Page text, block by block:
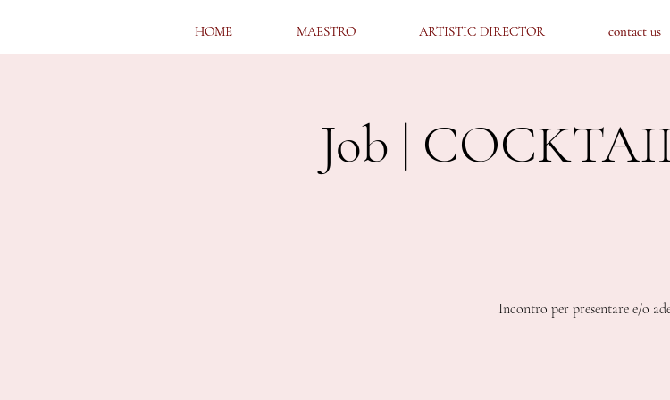
HOME MAESTRO ARTISTIC DIRECTOR contact us
HOME MAESTRO ARTISTIC DIRECTOR contact us
Job |
Incontro per presentare e/o